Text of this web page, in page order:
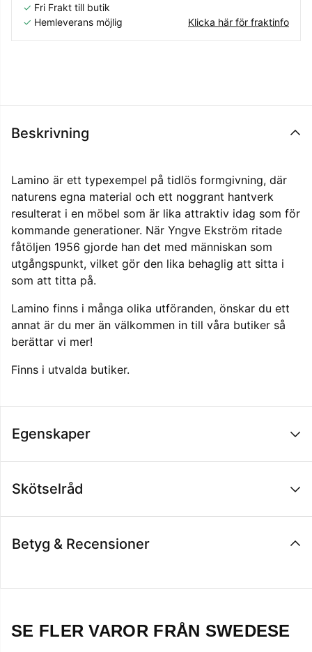
✓ Fri Frakt till butik
✓ Hemleverans möjlig Klicka här för fraktinfo
Beskrivning
Lamino är ett typexempel på tidlös formgivning, där
naturens egna material och ett noggrant hantverk
resulterat i en möbel som är lika attraktiv idag som för
kommande generationer. När Yngve Ekström ritade
fåtöljen 1956 gjorde han det med människan som
utgångspunkt, vilket gör den lika behaglig att sitta i
som att titta på.
Lamino finns i många olika utföranden, önskar du ett
annat är du mer än välkommen in till våra butiker så
berättar vi mer!
Finns i utvalda butiker.
Egenskaper
Skötselråd
Betyg & Recensioner
SE FLER VAROR FRÅN SWEDESE